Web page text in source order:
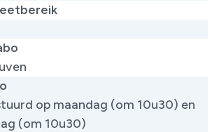
op maandag (om 10u30) en
(om 10u30)